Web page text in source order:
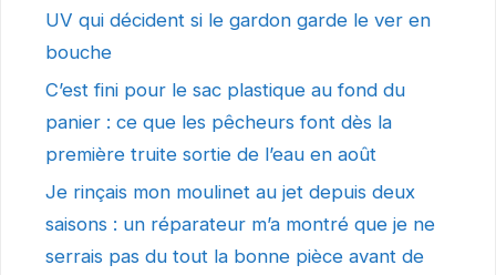
UV qui décident si le gardon garde le ver en
bouche
C’est fini pour le sac plastique au fond du
panier : ce que les pêcheurs font dès la
première truite sortie de l’eau en août
Je rinçais mon moulinet au jet depuis deux
saisons : un réparateur m’a montré que je ne
serrais pas du tout la bonne pièce avant de